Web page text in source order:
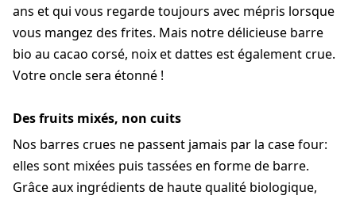
ans et qui vous regarde toujours avec mépris lorsque
vous mangez des frites. Mais notre délicieuse barre
bio au cacao corsé, noix et dattes est également crue.
Votre oncle sera étonné !
Des fruits mixés, non cuits
Nos barres crues ne passent jamais par la case four:
elles sont mixées puis tassées en forme de barre.
Grâce aux ingrédients de haute qualité biologique,